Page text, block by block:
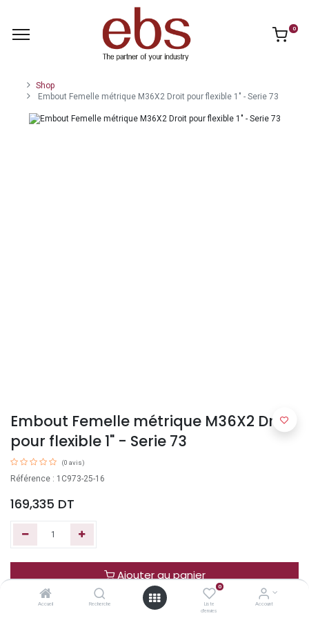
Accueil Recherche
0
Liste
d'envies
Account
0
Shop
Embout Femelle métrique M36X2 Droit pour flexible 1" - Serie 73
Embout Femelle métrique M36X2 Droit
pour flexible 1" - Serie 73
(0 avis)
Référence : 1C973-25-16
169,335 DT
Ajouter au panier
Acheter maintenant